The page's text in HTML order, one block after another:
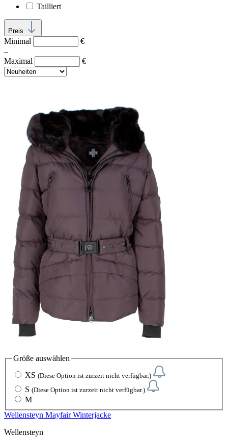
Tailliert
Preis
Minimal
€
–
Maximal
€
Größe auswählen
XS (Diese Option ist zurzeit nicht verfügbar.)
S (Diese Option ist zurzeit nicht verfügbar.)
M
Wellensteyn Mayfair Winterjacke
Wellensteyn